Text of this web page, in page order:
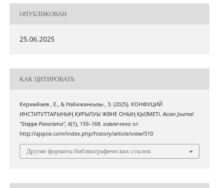
ОПУБЛИКОВАН
25.06.2025
КАК ЦИТИРОВАТЬ
Керимбаев , Е., & Набижанкызы , З. (2025). КОНФУЦИЙ
ИНСТИТУТТАРЫНЫҢ ҚҰРЫЛУЫ ЖƏНЕ ОНЫҢ ҚЫЗМЕТІ.Asian Journal
"Steppe Panorama", 6(1), 159–168. извлечено от
http://ajspiie.com/index.php/history/article/view/510
Другие форматы библиографических ссылок